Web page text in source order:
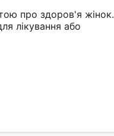
про здоров'я жінок.
лікування або